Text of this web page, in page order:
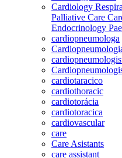
Cardiology
Palliative Care
Endocrinology
cardiopneumologa
cardiotaracico
cardiothoracic
cardiotorácia
cardiotoracica
cardiovascular
care
Care Asistants
care assistant